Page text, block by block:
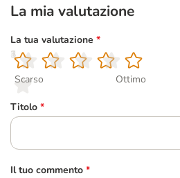
La mia valutazione
La tua valutazione *
1
Scarso
2
3
4
5
Ottimo
Titolo *
Il tuo commento *